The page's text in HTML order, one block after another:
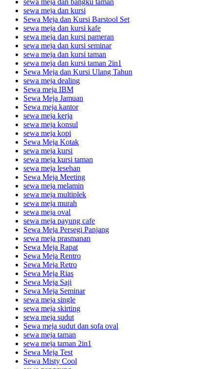
sewa meja dan bangku taman
sewa meja dan kursi
Sewa Meja dan Kursi Barstool Set
sewa meja dan kursi kafe
sewa meja dan kursi pameran
sewa meja dan kursi seminar
sewa meja dan kursi taman
sewa meja dan kursi taman 2in1
Sewa Meja dan Kursi Ulang Tahun
sewa meja dealing
Sewa meja IBM
Sewa Meja Jamuan
Sewa meja kantor
sewa meja kerja
sewa meja konsul
sewa meja kopi
Sewa Meja Kotak
sewa meja kursi
sewa meja kursi taman
sewa meja lesehan
Sewa Meja Meeting
sewa meja melamin
sewa meja multiplek
sewa meja murah
sewa meja oval
sewa meja payung cafe
Sewa Meja Persegi Panjang
sewa meja prasmanan
Sewa Meja Rapat
Sewa Meja Rentro
Sewa Meja Retro
Sewa Meja Rias
Sewa Meja Saji
Sewa Meja Seminar
sewa meja single
sewa meja skirting
sewa meja sudut
Sewa meja sudut dan sofa oval
sewa meja taman
sewa meja taman 2in1
Sewa Meja Test
Sewa Misty Cool